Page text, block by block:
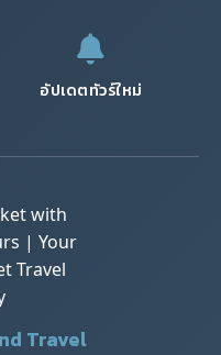
อัปเดตทัวร์ใหม่
Travel